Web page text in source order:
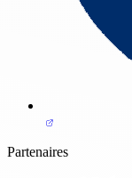
Partenaires